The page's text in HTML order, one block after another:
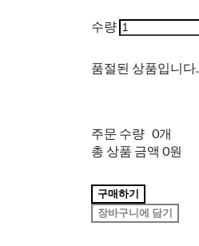
수량
품절된 상품입니다.
주문 수량 0개
총 상품 금액 0원
구매하기
장바구니에 담기